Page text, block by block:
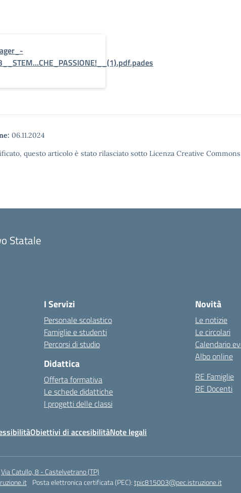
06.11.2024
questo articolo è stato rilasciato sotto Licenza Creative
Statale
I Servizi
Personale scolastico
Famiglie e studenti
Percorsi di studio
Didattica
Offerta formativa
Le schede didattiche
I progetti delle classi
Novità
Le notizie
Le circolari
Calendario
Albo online
RE Famiglie
RE Docenti
Obiettivi di accesibilitàNote legali
Via Catullo, 8 - Castelvetrano (TP)
Posta elettronica certificata (PEC):tpic815003@pec.istruzione.it